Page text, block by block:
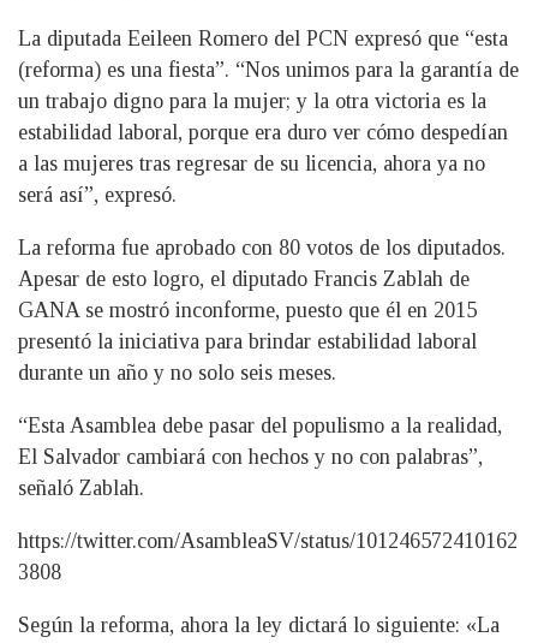
La diputada Eeileen Romero del PCN expresó que “esta
(reforma) es una fiesta”. “Nos unimos para la garantía de
un trabajo digno para la mujer; y la otra victoria es la
estabilidad laboral, porque era duro ver cómo despedían
a las mujeres tras regresar de su licencia, ahora ya no
será así”, expresó.
La reforma fue aprobado con 80 votos de los diputados.
Apesar de esto logro, el diputado Francis Zablah de
GANA se mostró inconforme, puesto que él en 2015
presentó la iniciativa para brindar estabilidad laboral
durante un año y no solo seis meses.
“Esta Asamblea debe pasar del populismo a la realidad,
El Salvador cambiará con hechos y no con palabras”,
señaló Zablah.
https://twitter.com/AsambleaSV/status/101246572410162
3808
Según la reforma, ahora la ley dictará lo siguiente: «La